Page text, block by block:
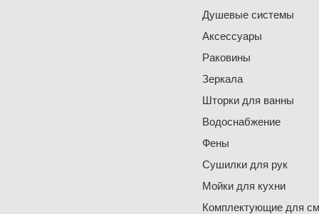
Душевые системы
Аксессуары
Раковины
Зеркала
Шторки для ванны
Водоснабжение
Фены
Сушилки для рук
Мойки для кухни
Комплектующие для